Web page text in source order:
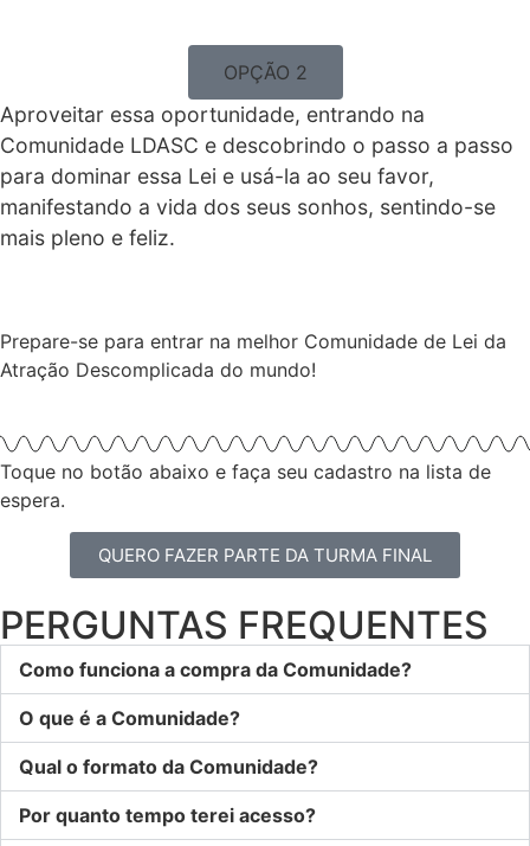
OPÇÃO 2
Aproveitar essa oportunidade, entrando na
Comunidade LDASC e descobrindo o passo a passo
para dominar essa Lei e usá-la ao seu favor,
manifestando a vida dos seus sonhos, sentindo-se
mais pleno e feliz.
Prepare-se para entrar na melhor Comunidade de Lei da
Atração Descomplicada do mundo!
Toque no botão abaixo e faça seu cadastro na lista de
espera.
QUERO FAZER PARTE DA TURMA FINAL
PERGUNTAS FREQUENTES
Como funciona a compra da Comunidade?
O que é a Comunidade?
Qual o formato da Comunidade?
Por quanto tempo terei acesso?